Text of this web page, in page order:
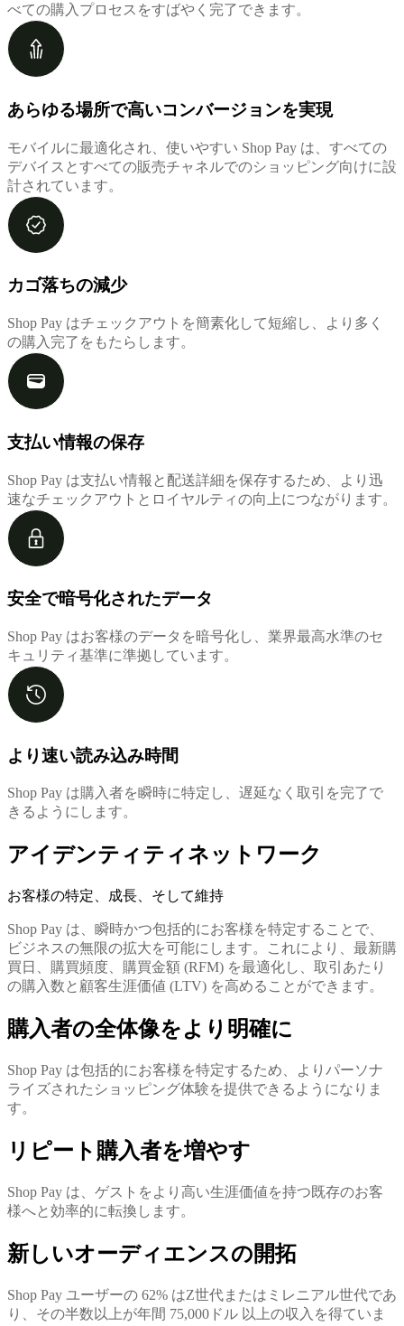
べての購入プロセスをすばやく完了できます。
あらゆる場所で高いコンバージョンを実現
モバイルに最適化され、使いやすい Shop Pay は、すべての
デバイスとすべての販売チャネルでのショッピング向けに設
計されています。
カゴ落ちの減少
Shop Pay はチェックアウトを簡素化して短縮し、より多く
の購入完了をもたらします。
支払い情報の保存
Shop Pay は支払い情報と配送詳細を保存するため、より迅
速なチェックアウトとロイヤルティの向上につながります。
安全で暗号化されたデータ
Shop Pay はお客様のデータを暗号化し、業界最高水準のセ
キュリティ基準に準拠しています。
より速い読み込み時間
Shop Pay は購入者を瞬時に特定し、遅延なく取引を完了で
きるようにします。
アイデンティティネットワーク
お客様の特定、成長、そして維持
Shop Pay は、瞬時かつ包括的にお客様を特定することで、
ビジネスの無限の拡大を可能にします。これにより、最新購
買日、購買頻度、購買金額 (RFM) を最適化し、取引あたり
の購入数と顧客生涯価値 (LTV) を高めることができます。
購入者の全体像をより明確に
Shop Pay は包括的にお客様を特定するため、よりパーソナ
ライズされたショッピング体験を提供できるようになりま
す。
リピート購入者を増やす
Shop Pay は、ゲストをより高い生涯価値を持つ既存のお客
様へと効率的に転換します。
新しいオーディエンスの開拓
Shop Pay ユーザーの 62% はZ世代またはミレニアル世代であ
り、その半数以上が年間 75,000ドル 以上の収入を得ていま